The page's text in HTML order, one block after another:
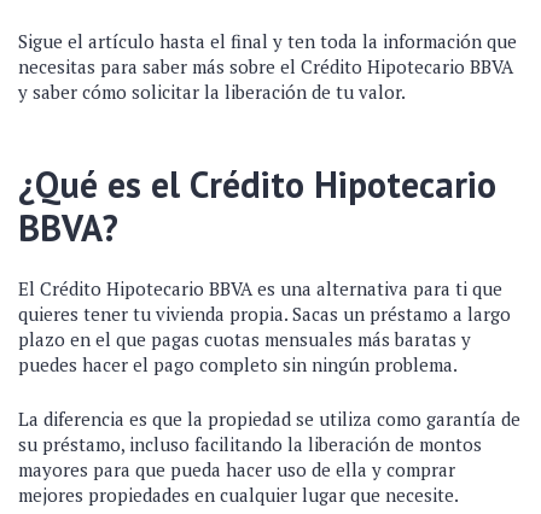
Sigue el artículo hasta el final y ten toda la información que
necesitas para saber más sobre el Crédito Hipotecario BBVA
y saber cómo solicitar la liberación de tu valor.
¿Qué es el Crédito Hipotecario
BBVA?
El Crédito Hipotecario BBVA es una alternativa para ti que
quieres tener tu vivienda propia. Sacas un préstamo a largo
plazo en el que pagas cuotas mensuales más baratas y
puedes hacer el pago completo sin ningún problema.
La diferencia es que la propiedad se utiliza como garantía de
su préstamo, incluso facilitando la liberación de montos
mayores para que pueda hacer uso de ella y comprar
mejores propiedades en cualquier lugar que necesite.